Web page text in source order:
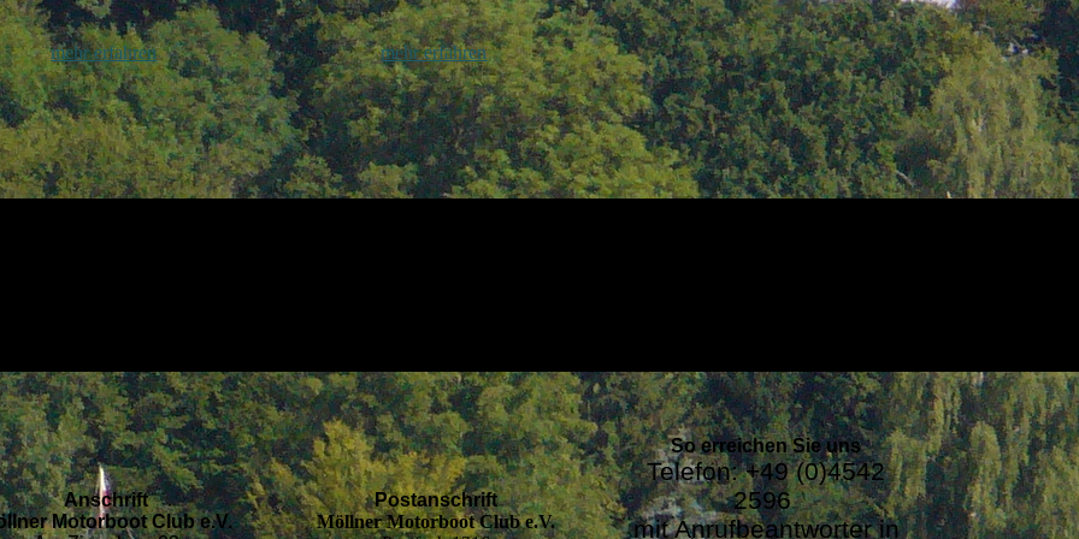
mehr erfahren mehr erfahren
Anschrift
Motorboot Club e.V.
Postanschrift
Möllner Motorboot Club e.V.
So erreichen Sie uns
Telefon: +49 (0)4542
2596
mit Anrufbeantworter in